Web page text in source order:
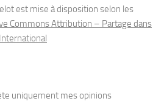
est mise à disposition selon les
Commons Attribution – Partage dans
uniquement mes opinions